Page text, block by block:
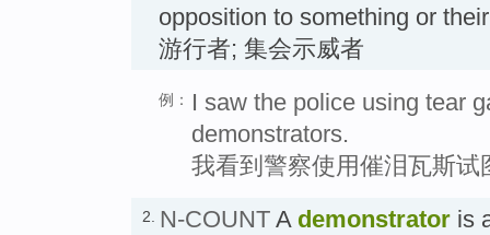
opposition to something or
游行者; 集会示威者
例：
I saw the police using tear
demonstrators.
我看到警察使用催泪瓦斯试
2. N-COUNT A demonstrator is